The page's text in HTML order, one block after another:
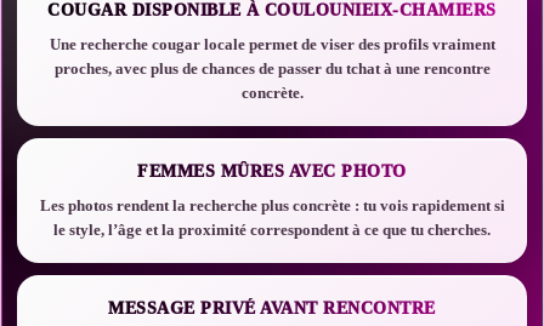
COUGAR DISPONIBLE À COULOUNIEIX-CHAMIERS
Une recherche cougar locale permet de viser des profils vraiment
proches, avec plus de chances de passer du tchat à une rencontre
concrète.
FEMMES MÛRES AVEC PHOTO
Les photos rendent la recherche plus concrète : tu vois rapidement si
le style, l’âge et la proximité correspondent à ce que tu cherches.
MESSAGE PRIVÉ AVANT RENCONTRE